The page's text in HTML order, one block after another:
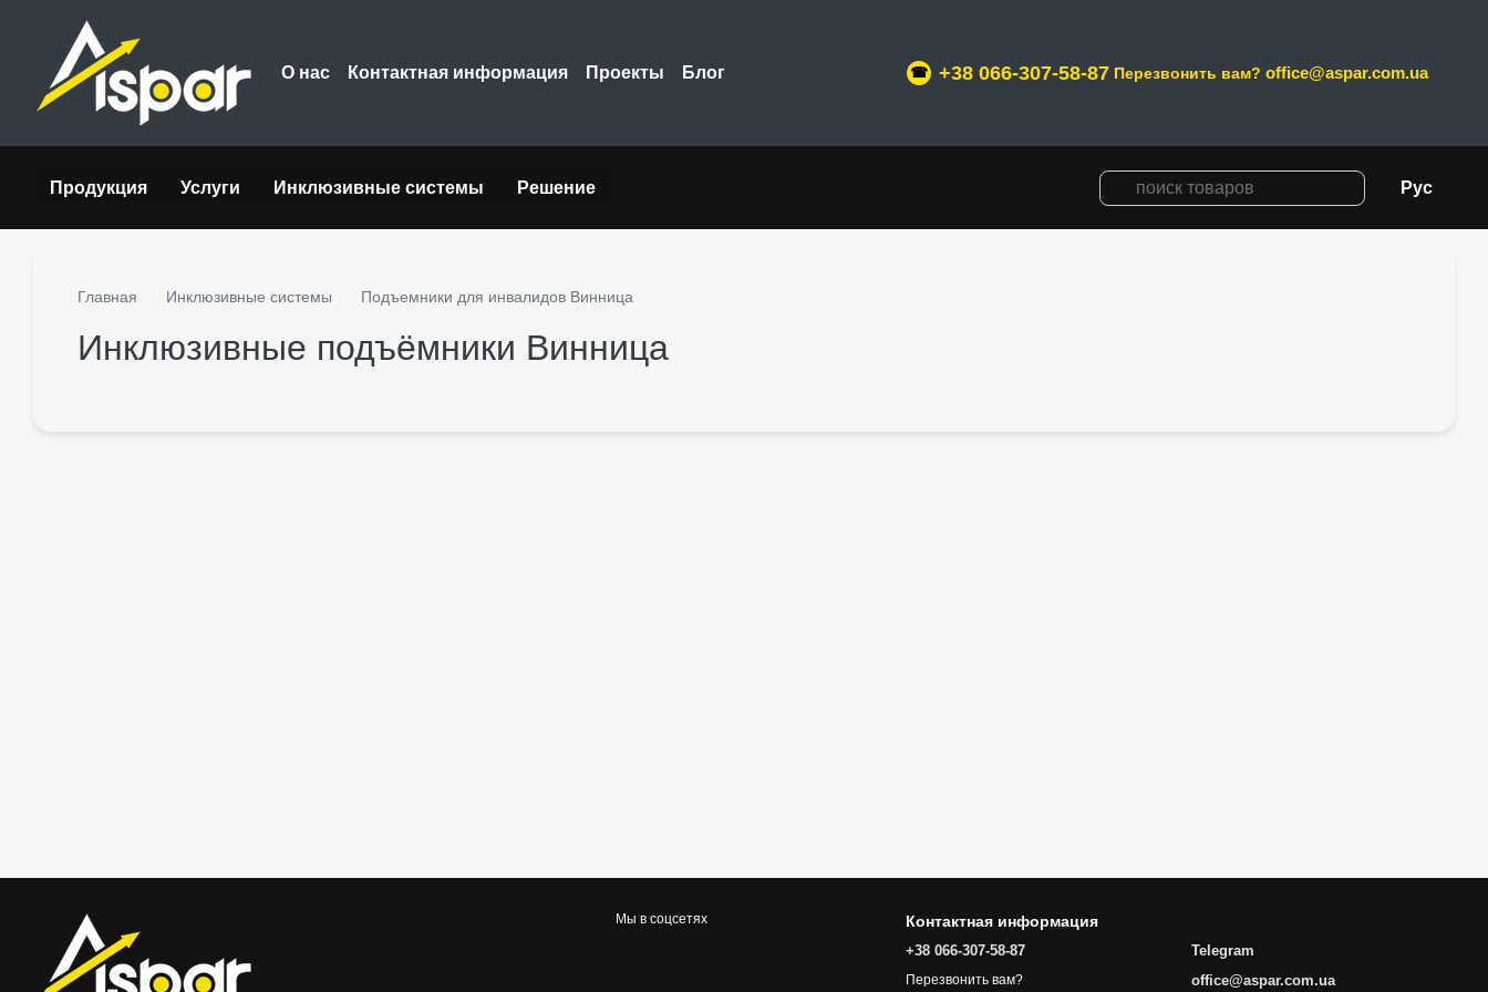
Перейти к основному контенту
О нас Контактная информация Проекты Блог +38 066-307-58-87 Перезвонить вам? office@aspar.com.ua
Продукция Услуги Инклюзивные системы Решение Рус
Главная Инклюзивные системы Подъемники для инвалидов Винница
Инклюзивные подъёмники Винница
Мы в соцсетях Контактная информация
+38 066-307-58-87
Перезвонить вам?
Telegram
office@aspar.com.ua